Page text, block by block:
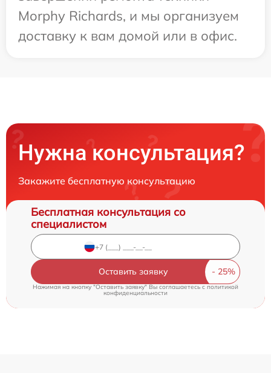
Morphy Richards, и мы организуем
доставку к вам домой или в офис.
Нужна консультация?
Закажите бесплатную консультацию
Бесплатная консультация со
специалистом
Оставить заявку
Нажимая на кнопку "Оставить заявку" Вы соглашаетесь cполитикой
конфиденциальности